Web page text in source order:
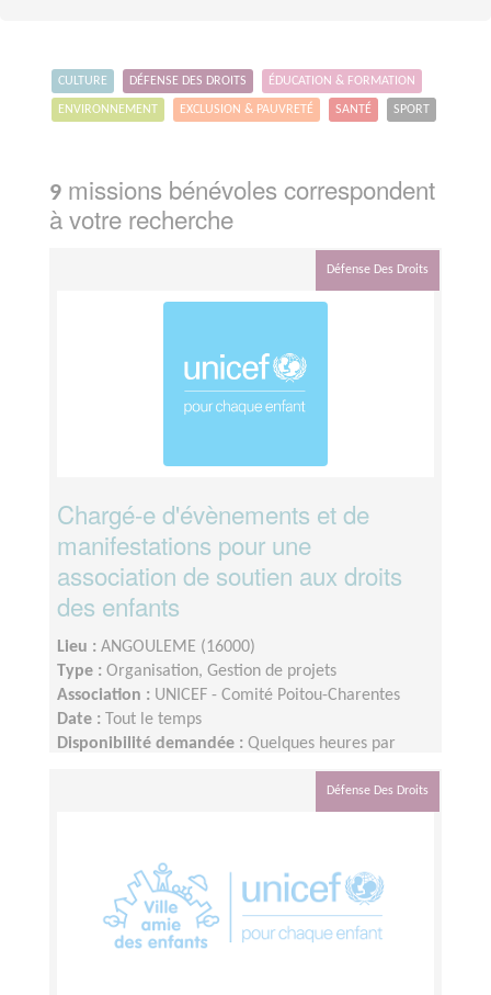
CULTURE DÉFENSE DES DROITS ÉDUCATION & FORMATION
ENVIRONNEMENT EXCLUSION & PAUVRETÉ SANTÉ SPORT
9 missions bénévoles correspondent
à votre recherche
Défense Des Droits
Chargé-e d'évènements et de
manifestations pour une
association de soutien aux droits
des enfants
Lieu : ANGOULEME (16000)
Type : Organisation, Gestion de projets
Association : UNICEF - Comité Poitou-Charentes
Date :
Tout le temps
Disponibilité demandée : Quelques heures par
semaine, réalisable en partie à distance
Défense Des Droits